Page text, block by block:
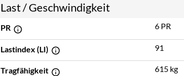
Last / Geschwindigkeit
PR 6 PR
Lastindex (LI) 91
Tragfähigkeit 615 kg